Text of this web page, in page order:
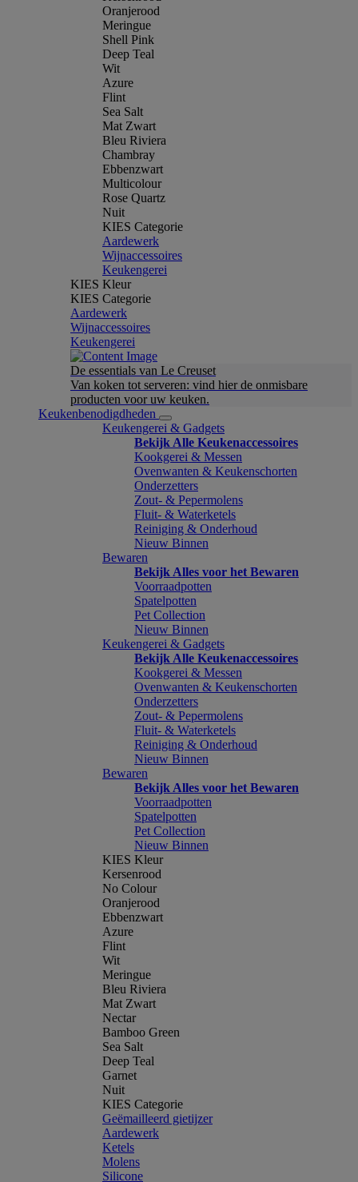
Oranjerood
Meringue
Shell Pink
Deep Teal
Wit
Azure
Flint
Sea Salt
Mat Zwart
Bleu Riviera
Chambray
Ebbenzwart
Multicolour
Rose Quartz
Nuit
KIES Categorie
Aardewerk
Wijnaccessoires
Keukengerei
KIES Kleur
KIES Categorie
Aardewerk
Wijnaccessoires
Keukengerei
De essentials van Le Creuset
Van koken tot serveren: vind hier de onmisbare
producten voor uw keuken.
Keukenbenodigdheden
Keukengerei & Gadgets
Bekijk Alle Keukenaccessoires
Kookgerei & Messen
Ovenwanten & Keukenschorten
Onderzetters
Zout- & Pepermolens
Fluit- & Waterketels
Reiniging & Onderhoud
Nieuw Binnen
Bewaren
Bekijk Alles voor het Bewaren
Voorraadpotten
Spatelpotten
Pet Collection
Nieuw Binnen
Keukengerei & Gadgets
Bekijk Alle Keukenaccessoires
Kookgerei & Messen
Ovenwanten & Keukenschorten
Onderzetters
Zout- & Pepermolens
Fluit- & Waterketels
Reiniging & Onderhoud
Nieuw Binnen
Bewaren
Bekijk Alles voor het Bewaren
Voorraadpotten
Spatelpotten
Pet Collection
Nieuw Binnen
KIES Kleur
Kersenrood
No Colour
Oranjerood
Ebbenzwart
Azure
Flint
Wit
Meringue
Bleu Riviera
Mat Zwart
Nectar
Bamboo Green
Sea Salt
Deep Teal
Garnet
Nuit
KIES Categorie
Geëmailleerd gietijzer
Aardewerk
Ketels
Molens
Silicone